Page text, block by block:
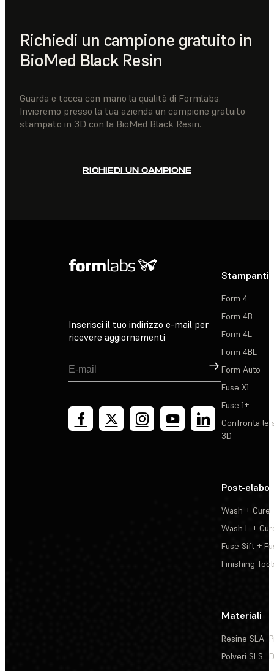
Richiedi un campione gratuito in
BioMed Black Resin
Guarda e tocca con mano la qualità di Formlabs.
Invieremo presso la tua azienda un campione gratuito
stampato in 3D con la BioMed Black Resin.
RICHIEDI UN CAMPIONE
Inserisci il tuo indirizzo e-mail per
ricevere aggiornamenti
Registrati
Stampanti
Form 4
Form 4B
Form 4L
Form 4BL
Form Auto
Fuse X1
Fuse 1+
Confronta le
3D
Post-
Wash + Cure
Wash L +
Fuse Sift +
Finishing
Materiali
Resine SLA
Polveri SLS